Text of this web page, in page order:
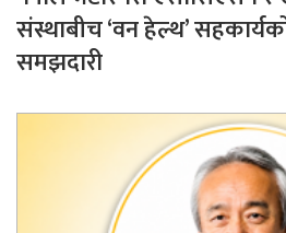
संस्थाबीच ‘वन हेल्थ’
समझदारी